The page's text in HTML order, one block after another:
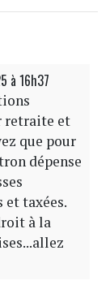
à 16h37
retraite et
que pour
dépense
taxées.
à la